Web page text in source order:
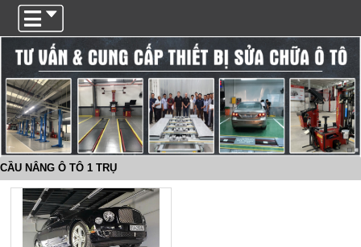
CẦU NÂNG Ô TÔ 1 TRỤ